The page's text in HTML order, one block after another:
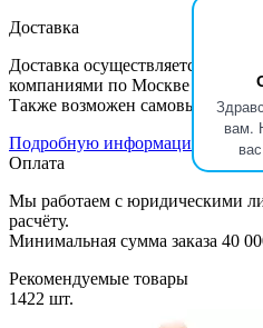
вам.
Доставка
Доставка осуществляется
компаниями по Москве и
Также возможен самовывоз из
Подробную информацию можно
Оплата
Мы работаем с юридическими
расчёту.
Минимальная сумма заказа 40
Рекомендуемые товары
1422 шт.